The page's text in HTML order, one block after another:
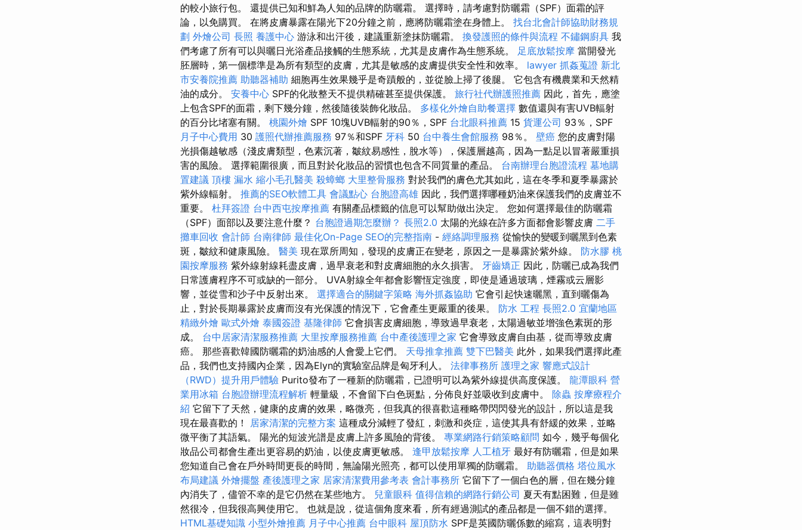
的較小旅行包。 還提供已知和鮮為人知的品牌的防曬霜。 選擇時，請考慮對防曬霜（SPF）面霜的評
論，以免購買。 在將皮膚暴露在陽光下20分鐘之前，應將防曬霜塗在身體上。 找台北會計師協助財務規
劃 外燴公司 長照 養護中心 游泳和出汗後，建議重新塗抹防曬霜。 換發護照的條件與流程 不鏽鋼廚具 我
們考慮了所有可以與曬日光浴產品接觸的生態系統，尤其是皮膚作為生態系統。 足底放鬆按摩 當開發光
胚層時，第一個標準是為所有類型的皮膚，尤其是敏感的皮膚提供安全性和效率。 lawyer 抓姦蒐證 新北
市安養院推薦 助聽器補助 細胞再生效果幾乎是奇蹟般的，並從臉上掃了後腿。 它包含有機農業和天然精
油的成分。 安養中心 SPF的化妝整天不提供精確甚至提供保護。 旅行社代辦護照推薦 因此，首先，應塗
上包含SPF的面霜，剩下幾分鐘，然後隨後裝飾化妝品。 多樣化外燴自助餐選擇 數值還與有害UVB輻射
的百分比堵塞有關。 桃園外燴 SPF 10塊UVB輻射的90％，SPF 台北眼科推薦 15 貨運公司 93％，SPF
月子中心費用 30 護照代辦推薦服務 97％和SPF 牙科 50 台中養生會館服務 98％。 壁癌 您的皮膚對陽
光損傷越敏感（淺皮膚類型，色素沉著，皺紋易感性，脫水等），保護層越高，因為一點足以冒著嚴重損
害的風險。 選擇範圍很廣，而且對於化妝品的習慣也包含不同質量的產品。 台南辦理台胞證流程 墓地購
置建議 頂樓 漏水 縮小毛孔醫美 殺蟑螂 大里整骨服務 對於我們的膚色尤其如此，這在冬季和夏季暴露於
紫外線輻射。 推薦的SEO軟體工具 會議點心 台胞證高雄 因此，我們選擇哪種奶油來保護我們的皮膚並不
重要。 杜拜簽證 台中西屯按摩推薦 有關產品標籤的信息可以幫助做出決定。 您如何選擇最佳的防曬霜
（SPF）面部以及要注意什麼？ 台胞證過期怎麼辦？ 長照2.0 太陽的光線在許多方面都會影響皮膚 二手
攤車回收 會計師 台南律師 最佳化On-Page SEO的完整指南 - 經絡調理服務 從愉快的變暖到曬黑到色素
斑，皺紋和健康風險。 醫美 現在眾所周知，發現的皮膚正在變老，原因之一是暴露於紫外線。 防水膠 桃
園按摩服務 紫外線射線耗盡皮膚，過早衰老和對皮膚細胞的永久損害。 牙齒矯正 因此，防曬已成為我們
日常護膚程序不可或缺的一部分。 UVA射線全年都會影響恆定強度，即使是通過玻璃，煙霧或云層影
響，並從雪和沙子中反射出來。 選擇適合的關鍵字策略 海外抓姦協助 它會引起快速曬黑，直到曬傷為
止，對於長期暴露於皮膚而沒有光保護的情況下，它會產生更嚴重的後果。 防水 工程 長照2.0 宜蘭地區
精緻外燴 歐式外燴 泰國簽證 基隆律師 它會損害皮膚細胞，導致過早衰老，太陽過敏並增強色素斑的形
成。 台中居家清潔服務推薦 大里按摩服務推薦 台中產後護理之家 它會導致皮膚自由基，從而導致皮膚
癌。 那些喜歡韓國防曬霜的奶油感的人會愛上它們。 天母推拿推薦 雙下巴醫美 此外，如果我們選擇此產
品，我們也支持國內企業，因為Elyn的實驗室品牌是匈牙利人。 法律事務所 護理之家 響應式設計
（RWD）提升用戶體驗 Purito發布了一種新的防曬霜，已證明可以為紫外線提供高度保護。 龍潭眼科 營
業用冰箱 台胞證辦理流程解析 輕量級，不會留下白色斑點，分佈良好並吸收到皮膚中。 除蟲 按摩療程介
紹 它留下了天然，健康的皮膚的效果，略微亮，但我真的很喜歡這種略帶閃閃發光的設計，所以這是我
現在最喜歡的！ 居家清潔的完整方案 這種成分減輕了發紅，刺激和炎症，這使其具有舒緩的效果，並略
微平衡了其語氣。 陽光的短波光譜是皮膚上許多風險的背後。 專業網路行銷策略顧問 如今，幾乎每個化
妝品公司都會生產出更容易的奶油，以使皮膚更敏感。 逢甲放鬆按摩 人工植牙 最好有防曬霜，但是如果
您知道自己會在戶外時間更長的時間，無論陽光照亮，都可以使用單獨的防曬霜。 助聽器價格 塔位風水
布局建議 外燴擺盤 產後護理之家 居家清潔費用參考表 會計事務所 它留下了一個白色的層，但在幾分鐘
內消失了，儘管不幸的是它仍然在某些地方。 兒童眼科 值得信賴的網路行銷公司 夏天有點困難，但是雖
然很冷，但我很高興使用它。 也就是說，從這個角度來看，所有經過測試的產品都是一個不錯的選擇。
HTML基礎知識 小型外燴推薦 月子中心推薦 台中眼科 屋頂防水 SPF是英國防曬係數的縮寫，這表明對